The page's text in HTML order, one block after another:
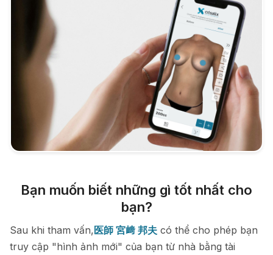
Bạn muốn biết những gì tốt nhất cho
bạn?
Sau khi tham vấn,医師 宮﨑 邦夫 có thể cho phép bạn
truy cập "hình ảnh mới" của bạn từ nhà bằng tài